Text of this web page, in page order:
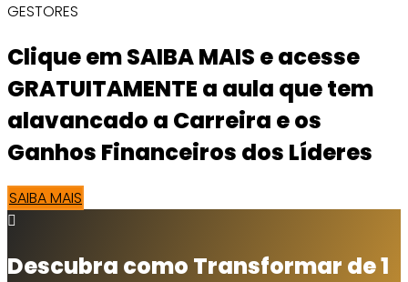
GESTORES
Clique em SAIBA MAIS e acesse
GRATUITAMENTE a aula que tem
alavancado a Carreira e os
Ganhos Financeiros dos Líderes
SAIBA MAIS
Descubra como Transformar de 1